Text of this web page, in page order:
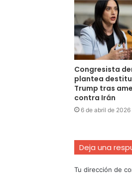
Congresista
plantea
Trump tras
contra Irán
6 de abril de 2026
Deja una
Tu dirección de